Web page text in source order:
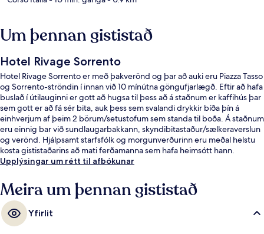
Um þennan gististað
Hotel Rivage Sorrento
Hotel Rivage Sorrento er með þakverönd og þar að auki eru Piazza Tasso
og Sorrento-ströndin í innan við 10 mínútna göngufjarlægð. Eftir að hafa
buslað í útilauginni er gott að hugsa til þess að á staðnum er kaffihús þar
sem gott er að fá sér bita, auk þess sem svalandi drykkir bíða þín á
einhverjum af þeim 2 börum/setustofum sem standa til boða. Á staðnum
eru einnig bar við sundlaugarbakkann, skyndibitastaður/sælkeraverslun
og verönd. Hjálpsamt starfsfólk og morgunverðurinn eru meðal helstu
kosta gististaðarins að mati ferðamanna sem hafa heimsótt hann.
Upplýsingar um rétt til afbókunar
Meira um þennan gististað
Yfirlit